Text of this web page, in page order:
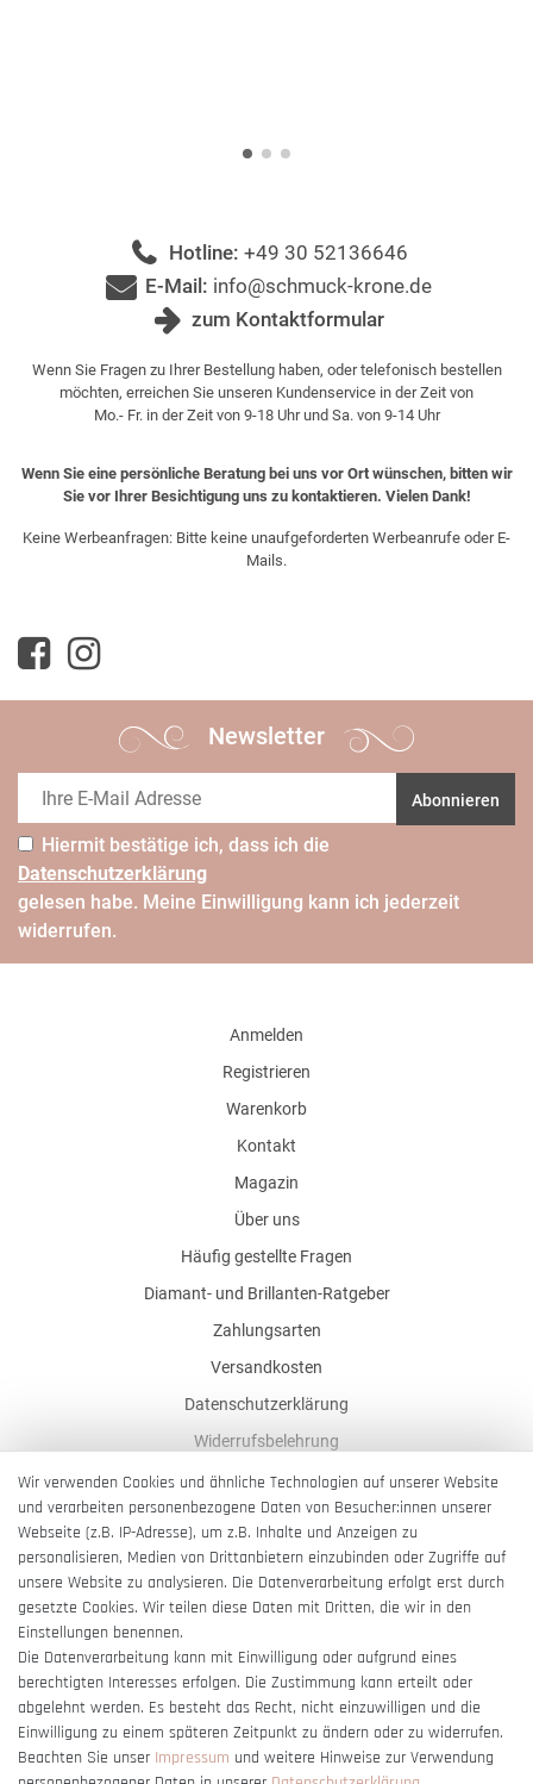
Hotline: +49 30 52136646
E-Mail: info@schmuck-krone.de
zum Kontaktformular
Wenn Sie Fragen zu Ihrer Bestellung haben, oder telefonisch bestellen
möchten, erreichen Sie unseren Kundenservice in der Zeit von
Mo.- Fr. in der Zeit von 9-18 Uhr und Sa. von 9-14 Uhr
Wenn Sie eine persönliche Beratung bei uns vor Ort wünschen, bitten wir
Sie vor Ihrer Besichtigung uns zu kontaktieren. Vielen Dank!
Keine Werbeanfragen: Bitte keine unaufgeforderten Werbeanrufe oder E-
Mails.
Newsletter
Abonnieren
Hiermit bestätige ich, dass ich die
Daten­schutz­erklärung
gelesen habe. Meine Einwilligung kann ich jederzeit
widerrufen.
Anmelden
Registrieren
Warenkorb
Kontakt
Magazin
Über uns
Häufig gestellte Fragen
Diamant- und Brillanten-Ratgeber
Zahlungsarten
Versandkosten
Datenschutzerklärung
Widerrufsbelehrung
AGB
Impressum
Barrierefreiheitserklärung
Vertrag widerrufen
Wir verwenden Cookies und ähnliche Technologien auf unserer Website
und verarbeiten personenbezogene Daten von Besucher:innen unserer
Webseite (z.B. IP-Adresse), um z.B. Inhalte und Anzeigen zu
personalisieren, Medien von Drittanbietern einzubinden oder Zugriffe auf
unsere Website zu analysieren. Die Datenverarbeitung erfolgt erst durch
gesetzte Cookies. Wir teilen diese Daten mit Dritten, die wir in den
Einstellungen benennen.
Die Datenverarbeitung kann mit Einwilligung oder aufgrund eines
berechtigten Interesses erfolgen. Die Zustimmung kann erteilt oder
abgelehnt werden. Es besteht das Recht, nicht einzuwilligen und die
Einwilligung zu einem späteren Zeitpunkt zu ändern oder zu widerrufen.
Beachten Sie unser Impressum und weitere Hinweise zur Verwendung